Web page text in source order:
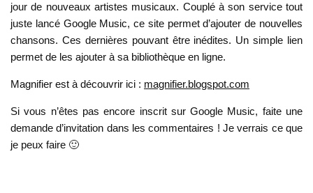
jour de nouveaux artistes musicaux. Couplé à son service tout
juste lancé Google Music, ce site permet d’ajouter de nouvelles
chansons. Ces dernières pouvant être inédites. Un simple lien
permet de les ajouter à sa bibliothèque en ligne.
Magnifier est à découvrir ici : magnifier.blogspot.com
Si vous n’êtes pas encore inscrit sur Google Music, faite une
demande d’invitation dans les commentaires ! Je verrais ce que
je peux faire 🙂